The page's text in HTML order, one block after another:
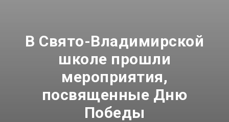
В Свято-Владимирской
школе прошли
мероприятия,
посвященные Дню
Победы